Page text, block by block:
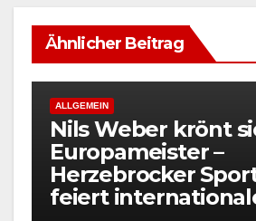
Ähnlicher Beitrag
ALLGEMEIN
Nils Weber krönt
Europameister –
Herzebrocker
feiert